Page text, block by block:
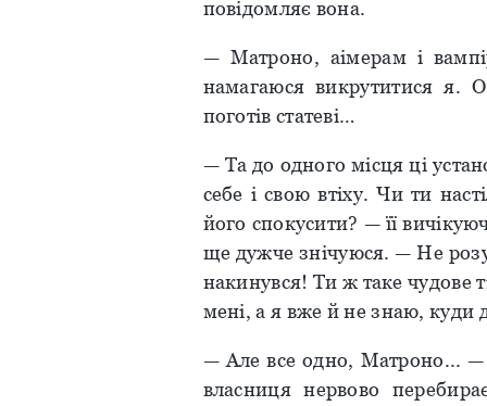
повідомляє вона.
— Матроно, аімерам і
намагаюся викрутитися я.
поготів статеві…
— Та до одного місця ці
себе і свою втіху. Чи ти
його спокусити? — її
ще дужче знічуюся. — Не
накинувся! Ти ж таке чудове
мені, а я вже й не знаю, куди
— Але все одно, Матроно... —
власниця нервово